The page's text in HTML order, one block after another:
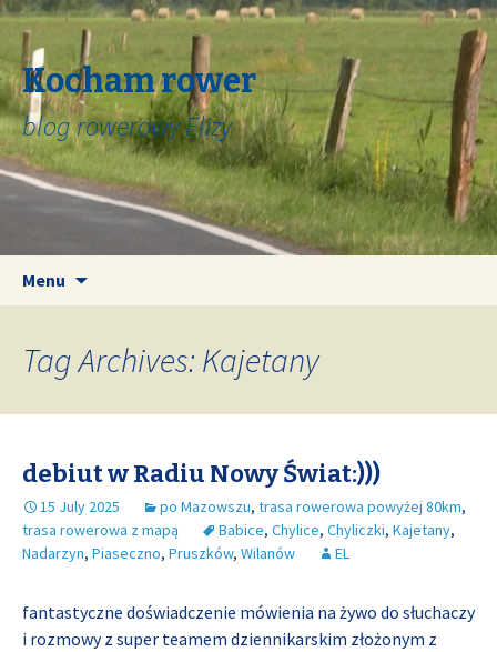
Kocham rower
blog rowerowy Elizy
Menu
Tag Archives: Kajetany
debiut w Radiu Nowy Świat:)))
15 July 2025 po Mazowszu, trasa rowerowa powyżej 80km,
trasa rowerowa z mapą
Babice, Chylice, Chyliczki, Kajetany,
Nadarzyn, Piaseczno, Pruszków, Wilanów EL
fantastyczne doświadczenie mówienia na żywo do słuchaczy
i rozmowy z super teamem dziennikarskim złożonym z